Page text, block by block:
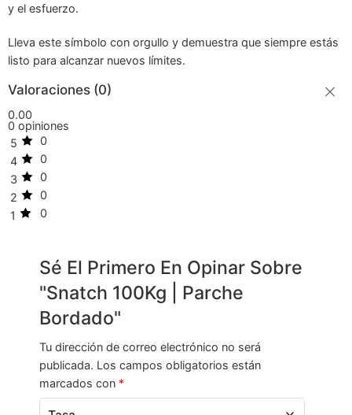
y el esfuerzo.
Lleva este símbolo con orgullo y demuestra que siempre estás
listo para alcanzar nuevos límites.
Valoraciones (0)
0.00
0 opiniones
5
0
4
0
3
0
2
0
1
0
Sé El Primero En Opinar Sobre
"Snatch 100Kg | Parche
Bordado"
Tu dirección de correo electrónico no será
publicada. Los campos obligatorios están
marcados con *